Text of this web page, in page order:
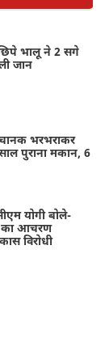
भालू ने 2 सगे
जान
भरभराकर
पुराना मकान, 6
योगी बोले-
का आचरण
विरोधी